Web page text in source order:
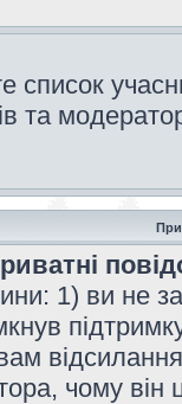
список
та
1) ви не
чому він